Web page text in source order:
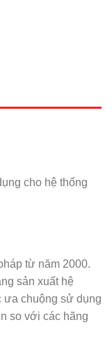
cho hệ thống
từ năm 2000.
sản xuất hệ
ưa chuộng sử dụng
so với các hãng